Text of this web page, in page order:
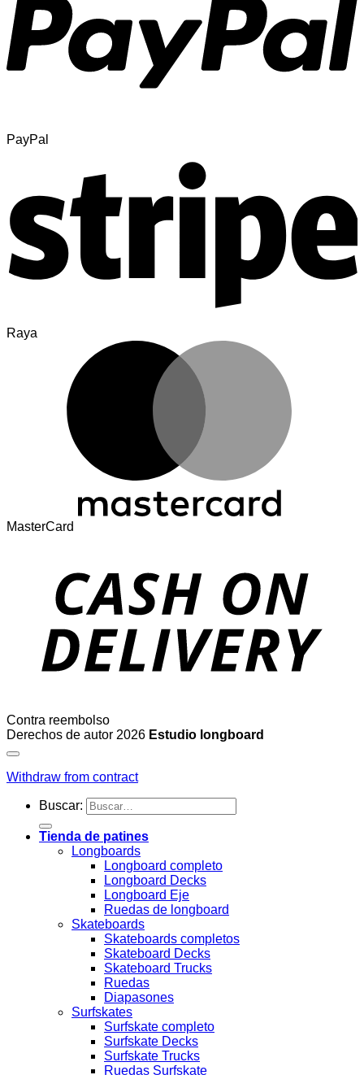
PayPal
Raya
MasterCard
Contra reembolso
Derechos de autor 2026 Estudio longboard
Withdraw from contract
Buscar:
Tienda de patines
Longboards
Longboard completo
Longboard Decks
Longboard Eje
Ruedas de longboard
Skateboards
Skateboards completos
Skateboard Decks
Skateboard Trucks
Ruedas
Diapasones
Surfskates
Surfskate completo
Surfskate Decks
Surfskate Trucks
Ruedas Surfskate